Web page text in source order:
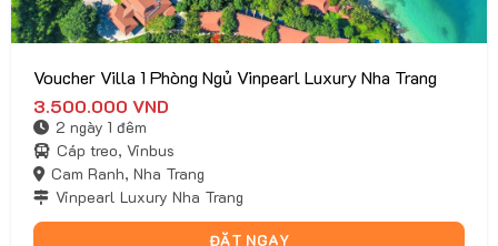
ĐẶT NGAY
Voucher Villa 1 Phòng Ngủ Vinpearl Luxury Nha Trang
3.500.000 VND
2 ngày 1 đêm
Cáp treo, Vinbus
Cam Ranh, Nha Trang
Vinpearl Luxury Nha Trang